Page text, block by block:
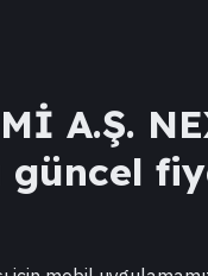
A.Ş.
güncel